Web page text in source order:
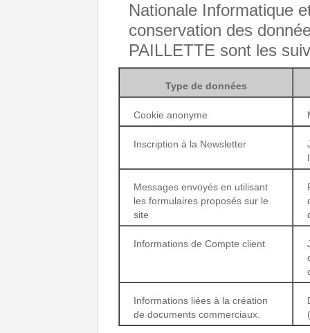
Nationale Informatique
conservation des
PAILLETTE sont les
Type de données
Cookie anonyme
Inscription à la Newsletter
Messages envoyés en utilisant
les formulaires proposés sur le
site
Informations de Compte client
Informations liées à la création
de documents commerciaux.